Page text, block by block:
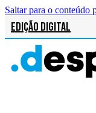
Saltar para o conteúdo
Edição Digital